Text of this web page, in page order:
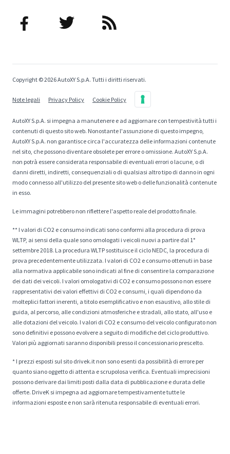
Copyright © 2026 AutoXY S.p.A. Tutti i diritti riservati.
Note legali Privacy Policy Cookie Policy
AutoXY S.p.A. si impegna a manutenere e ad aggiornare con tempestività tutti i
contenuti di questo sito web. Nonostante l'assunzione di questo impegno,
AutoXY S.p.A. non garantisce circa l'accuratezza delle informazioni contenute
nel sito, che possono diventare obsolete per errore o omissione. AutoXY S.p.A.
non potrà essere considerata responsabile di eventuali errori o lacune, o di
danni diretti, indiretti, consequenziali o di qualsiasi altro tipo di danno in ogni
modo connesso all'utilizzo del presente sito web o delle funzionalità contenute
in esso.
Le immagini potrebbero non riflettere l'aspetto reale del prodotto finale.
** I valori di CO2 e consumo indicati sono conformi alla procedura di prova
WLTP, ai sensi della quale sono omologati i veicoli nuovi a partire dal 1°
settembre 2018. La procedura WLTP sostituisce il ciclo NEDC, la procedura di
prova precedentemente utilizzata. I valori di CO2 e consumo ottenuti in base
alla normativa applicabile sono indicati al fine di consentire la comparazione
dei dati dei veicoli. I valori omologativi di CO2 e consumo possono non essere
rappresentativi dei valori effettivi di CO2 e consumi, i quali dipendono da
molteplici fattori inerenti, a titolo esemplificativo e non esaustivo, allo stile di
guida, al percorso, alle condizioni atmosferiche e stradali, allo stato, all'uso e
alle dotazioni del veicolo. I valori di CO2 e consumo del veicolo configurato non
sono definitivi e possono evolvere a seguito di modifiche del ciclo produttivo.
Valori più aggiornati saranno disponibili presso il concessionario prescelto.
* I prezzi esposti sul sito drivek.it non sono esenti da possibilità di errore per
quanto siano oggetto di attenta e scrupolosa verifica. Eventuali imprecisioni
possono derivare dai limiti posti dalla data di pubblicazione e durata delle
offerte. DriveK si impegna ad aggiornare tempestivamente tutte le
informazioni esposte e non sarà ritenuta responsabile di eventuali errori.